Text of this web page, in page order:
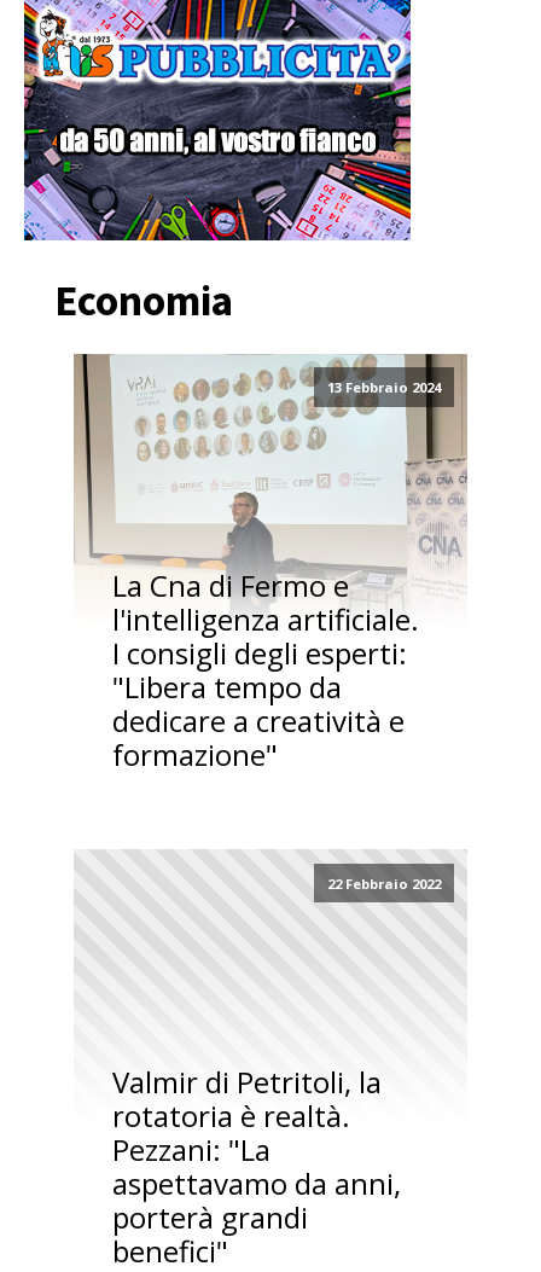
Economia
13 Febbraio 2024
La Cna di Fermo e
l'intelligenza artificiale.
I consigli degli esperti:
"Libera tempo da
dedicare a creatività e
formazione"
22 Febbraio 2022
Valmir di Petritoli, la
rotatoria è realtà.
Pezzani: "La
aspettavamo da anni,
porterà grandi
benefici"